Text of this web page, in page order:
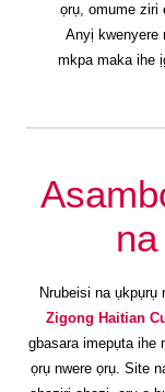
ọrụ, omume ziri
Anyị kwenyere
mkpa maka ihe
Nrubeisi na ụkpụrụ
Zigong Haitian
gbasara imepụta ihe
ọrụ nwere ọrụ. Site